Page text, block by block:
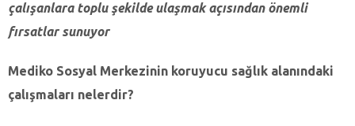
çalışanlara toplu şekilde ulaşmak açısından önemli
fırsatlar sunuyor
Mediko Sosyal Merkezinin koruyucu sağlık alanındaki
çalışmaları nelerdir?